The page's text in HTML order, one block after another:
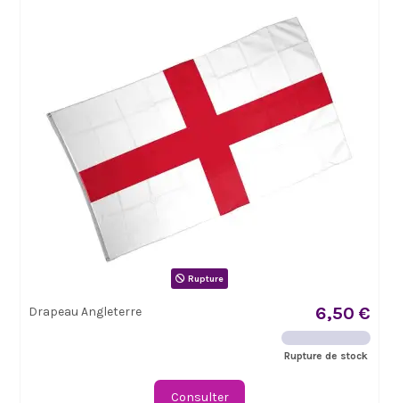
Rupture
Drapeau Angleterre 6,50 €
Rupture de stock
Consulter